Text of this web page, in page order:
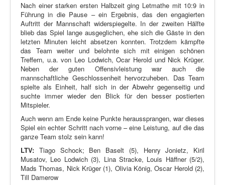
Nach einer starken ersten Halbzeit ging Letmathe mit 10:9 in
Führung in die Pause – ein Ergebnis, das den engagierten
Auftritt der Mannschaft widerspiegelte. In der zweiten Hälfte
blieb das Spiel lange ausgeglichen, ehe sich die Gäste in den
letzten Minuten leicht absetzen konnten. Trotzdem kämpfte
das Team weiter und belohnte sich mit einigen schönen
Treffern, u.a. von Leo Lodwich, Ocar Herold und Nick Krüger.
Neben der guten Offensivleistung war auch die
mannschaftliche Geschlossenheit hervorzuheben. Das Team
spielte als Einheit, half sich in der Abwehr gegenseitig und
suchte immer wieder den Blick für den besser postierten
Mitspieler.
Auch wenn am Ende keine Punkte heraussprangen, war dieses
Spiel ein echter Schritt nach vorne – eine Leistung, auf die das
ganze Team stolz sein kann!
LTV: Tiago Schock; Ben Baselt (5), Henry Jonietz, Kiril
Musatov, Leo Lodwich (3), Lina Stracke, Louis Häffner (5/2),
Mads Thomas, Nick Krüger (1), Olivia König, Oscar Herold (2),
Till Damerow